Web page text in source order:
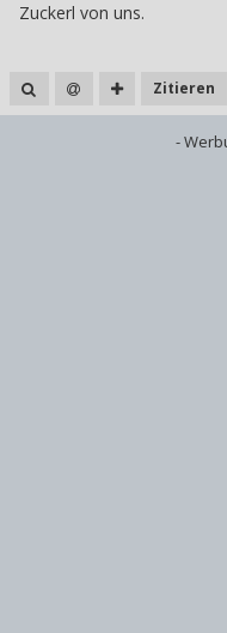
Zuckerl von uns.
Zitieren
-